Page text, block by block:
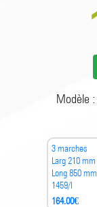
Modèle :
3 marches
Larg 210 mm
Long 850
1459/I
164.00€